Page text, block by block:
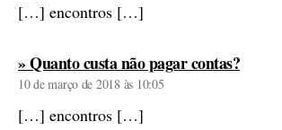
[…] encontros […]
» Quanto custa não pagar contas?diz:
10 de março de 2018 às 10:05
[…] encontros […]